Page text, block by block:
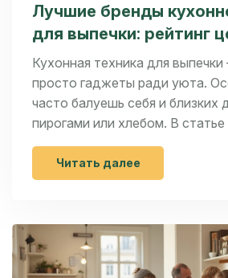
Лучшие бренды
для выпечки: рейтинг
качество 2024
Кухонная техника для
просто гаджеты ради уюта.
часто балуешь себя и
пирогами или хлебом. В статье
какие бренды оказались на
по соотношению цены и
на что смотреть перед
выпечки. Это персональный
акцентом на реальный
двоих детей.
Читать далее